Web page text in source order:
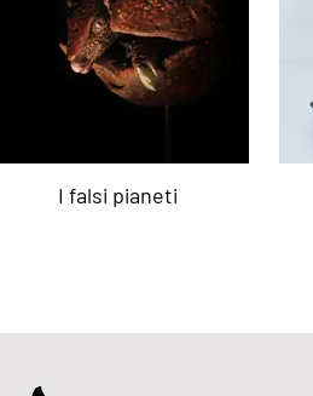
I falsi pianeti